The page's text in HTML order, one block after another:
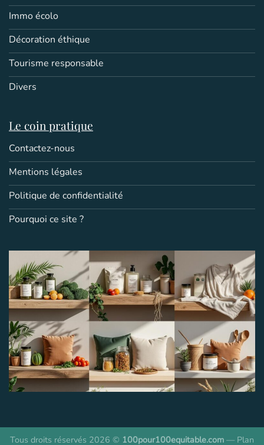
Immo écolo
Décoration éthique
Tourisme responsable
Divers
Le coin pratique
Contactez-nous
Mentions légales
Politique de confidentialité
Pourquoi ce site ?
Tous droits réservés 2026 © 100pour100equitable.com — Plan